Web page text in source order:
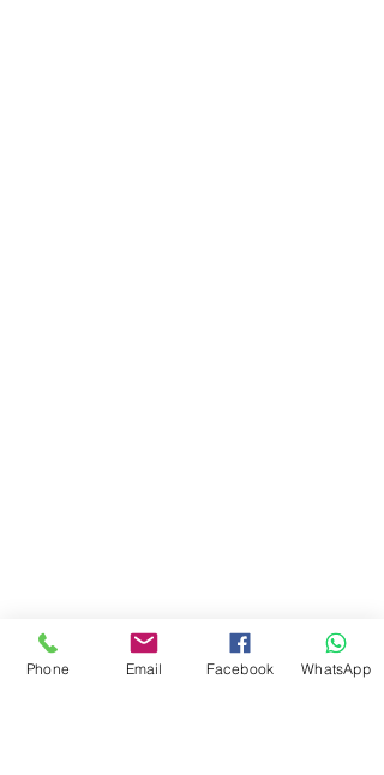
Phone Email Facebook WhatsApp